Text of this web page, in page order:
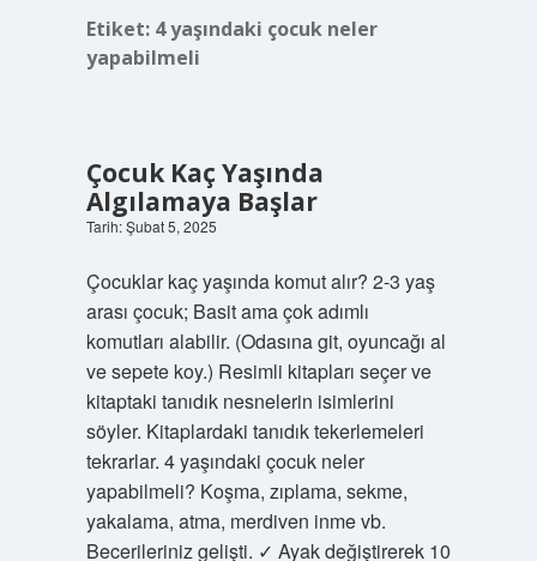
Etiket: 4 yaşındaki çocuk neler
yapabilmeli
Çocuk Kaç Yaşında
Algılamaya Başlar
Tarih: Şubat 5, 2025
Çocuklar kaç yaşında komut alır? 2-3 yaş
arası çocuk; Basit ama çok adımlı
komutları alabilir. (Odasına git, oyuncağı al
ve sepete koy.) Resimli kitapları seçer ve
kitaptaki tanıdık nesnelerin isimlerini
söyler. Kitaplardaki tanıdık tekerlemeleri
tekrarlar. 4 yaşındaki çocuk neler
yapabilmeli? Koşma, zıplama, sekme,
yakalama, atma, merdiven inme vb.
Becerileriniz gelişti. ✓ Ayak değiştirerek 10